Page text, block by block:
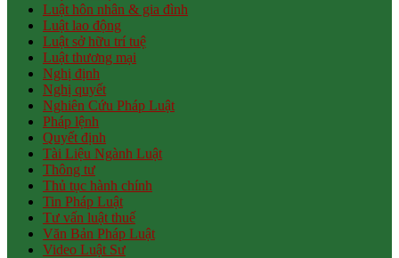
Luật hôn nhân & gia đình
Luật lao động
Luật sở hữu trí tuệ
Luật thương mại
Nghị định
Nghị quyết
Nghiên Cứu Pháp Luật
Pháp lệnh
Quyết định
Tài Liệu Ngành Luật
Thông tư
Thủ tục hành chính
Tin Pháp Luật
Tư vấn luật thuế
Văn Bản Pháp Luật
Video Luật Sư